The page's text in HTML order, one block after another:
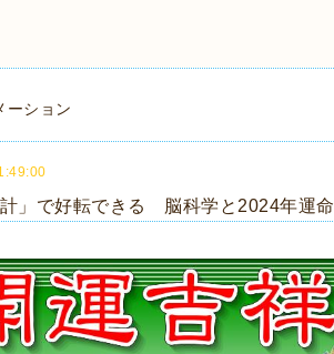
ーション
」で好転できる 脳科学と2024年運命